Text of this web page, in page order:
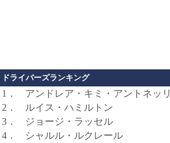
ドライバーズランキング
1． アンドレア・キミ・アントネッリ
2．
ルイス・ハミルトン
3．
ジョージ・ラッセル
4．
シャルル・ルクレール